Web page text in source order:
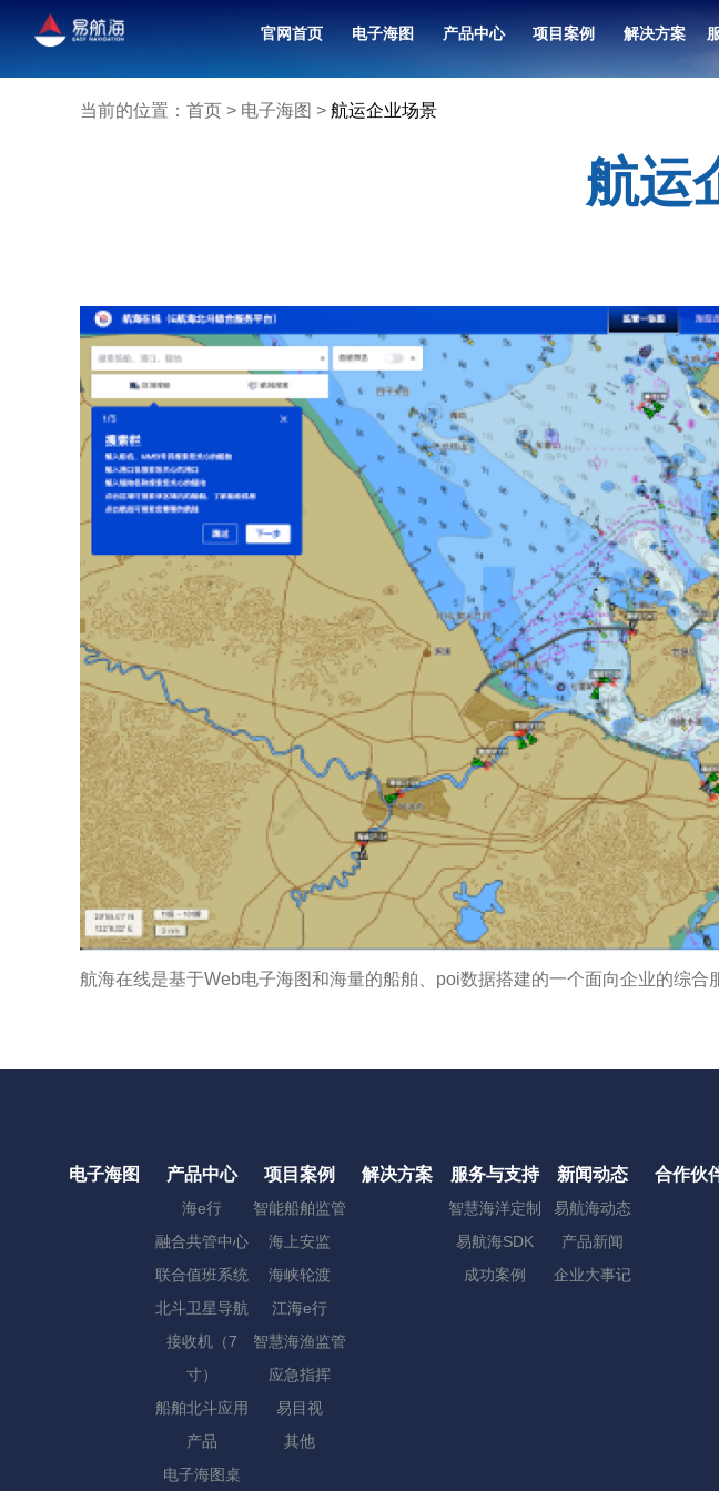
官网首页 电子海图 产品中心 项目案例 解决方案
当前的位置： 首页 > 电子海图 > 航运企业场景
航运
航海在线是基于Web电子海图和海量的船舶、poi数据搭建的一个面向企业的综
电子海图 产品中心
海e行
融合共管中心
联合值班系统
北斗卫星导航
接收机（7
寸）
船舶北斗应用
产品
电子海图桌
项目案例
智能船舶监管
海上安监
海峡轮渡
江海e行
智慧海渔监管
应急指挥
易目视
其他
解决方案 服务与支持
智慧海洋定制
易航海SDK
成功案例
新闻动态
易航海动态
产品新闻
企业大事记
合作伙